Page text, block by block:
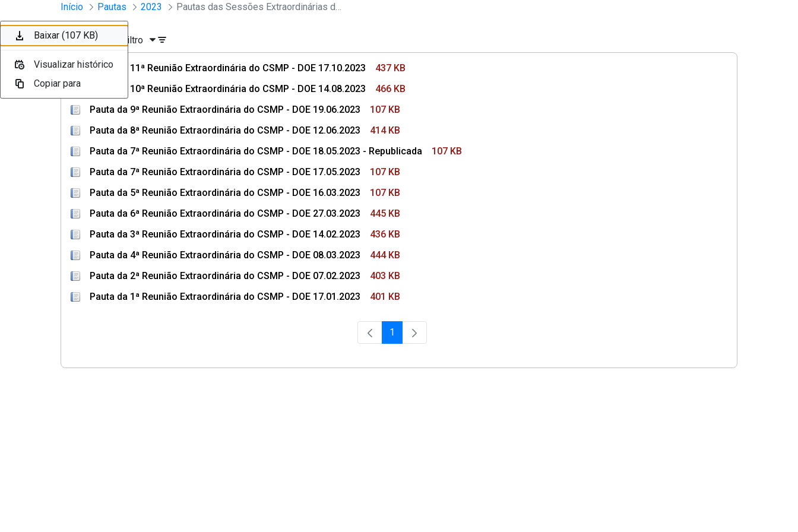
Pular para o Conteúdo principal
Sessões e Reuniões - Documentos Conselho Superior
Início Pautas 2023 Pautas das Sessões Extraordinárias do CSMP
Ordenar Filtro
Pauta da 11ª Reunião Extraordinária do CSMP - DOE 17.10.2023
437 KB
Pauta da 10ª Reunião Extraordinária do CSMP - DOE 14.08.2023
466 KB
Pauta da 9ª Reunião Extraordinária do CSMP - DOE 19.06.2023
107 KB
Pauta da 8ª Reunião Extraordinária do CSMP - DOE 12.06.2023
414 KB
Pauta da 7ª Reunião Extraordinária do CSMP - DOE 18.05.2023 - Republicada
107 KB
Pauta da 7ª Reunião Extraordinária do CSMP - DOE 17.05.2023
107 KB
Pauta da 5ª Reunião Extraordinária do CSMP - DOE 16.03.2023
107 KB
Pauta da 6ª Reunião Extraordinária do CSMP - DOE 27.03.2023
445 KB
Pauta da 3ª Reunião Extraordinária do CSMP - DOE 14.02.2023
436 KB
Pauta da 4ª Reunião Extraordinária do CSMP - DOE 08.03.2023
444 KB
Pauta da 2ª Reunião Extraordinária do CSMP - DOE 07.02.2023
403 KB
Pauta da 1ª Reunião Extraordinária do CSMP - DOE 17.01.2023
401 KB
Página
1
Baixar (437 KB)
Visualizar histórico
Copiar para
Baixar (466 KB)
Visualizar histórico
Copiar para
Baixar (107 KB)
Visualizar histórico
Copiar para
Baixar (414 KB)
Visualizar histórico
Copiar para
Baixar (107 KB)
Visualizar histórico
Copiar para
Baixar (107 KB)
Visualizar histórico
Copiar para